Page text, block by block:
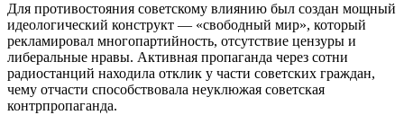
Для противостояния советскому влиянию был создан мощный
идеологический конструкт — «свободный мир», который
рекламировал многопартийность, отсутствие цензуры и
либеральные нравы. Активная пропаганда через сотни
радиостанций находила отклик у части советских граждан,
чему отчасти способствовала неуклюжая советская
контрпропаганда.